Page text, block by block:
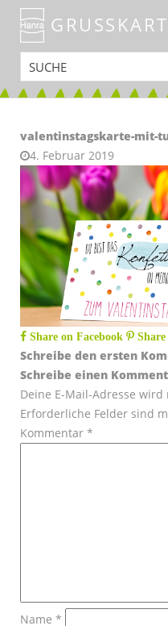
valentinstagskarte-mit-
4. Februar 2019
Share on Facebook
Schreibe den ersten
Schreibe einen
Deine E-Mail-Adresse
Erforderliche Felder sind
Kommentar *
Name *